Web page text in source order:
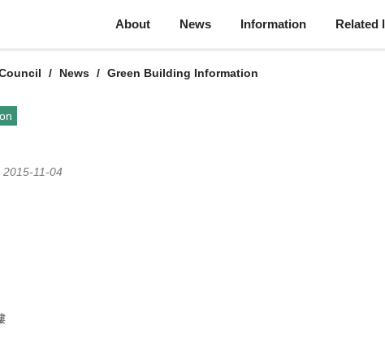
About News Information Related
News Green Building Information
2015-11-04